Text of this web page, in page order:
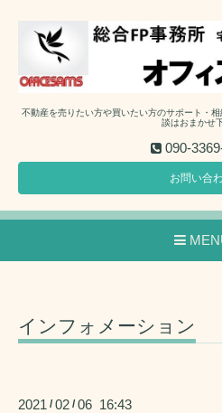
不動産を売りたい方や買いたい方のサポート・
談はおまかせ
090-
お問い合
インフォメーション
2021 /02 /06 16:43